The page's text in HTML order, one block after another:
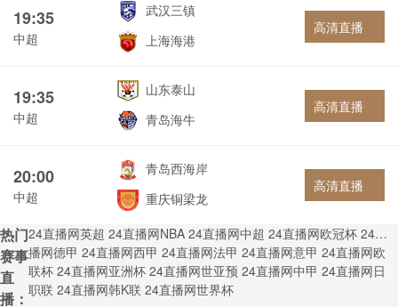
19:35
中超
武汉三镇
上海海港
高清直播
19:35
中超
山东泰山
青岛海牛
高清直播
20:00
中超
青岛西海岸
重庆铜梁龙
高清直播
热门
赛事
直
播：
24直播网英超 24直播网NBA 24直播网中超 24直播网欧冠杯 24直
播网德甲 24直播网西甲 24直播网法甲 24直播网意甲 24直播网欧
联杯 24直播网亚洲杯 24直播网世亚预 24直播网中甲 24直播网日
职联 24直播网韩K联 24直播网世界杯